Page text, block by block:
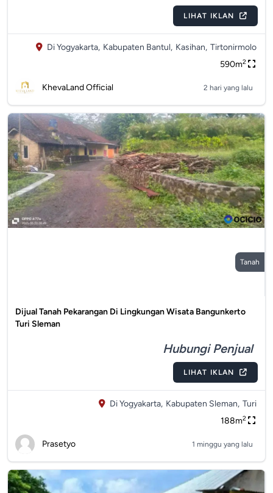
LIHAT IKLAN
Di Yogyakarta, Kabupaten Bantul, Kasihan, Tirtonirmolo
590m2
KhevaLand Official 2 hari yang lalu
Tanah
Dijual Tanah Pekarangan Di Lingkungan Wisata Bangunkerto
Turi Sleman
Hubungi Penjual
LIHAT IKLAN
Di Yogyakarta, Kabupaten Sleman, Turi
188m2
Prasetyo 1 minggu yang lalu